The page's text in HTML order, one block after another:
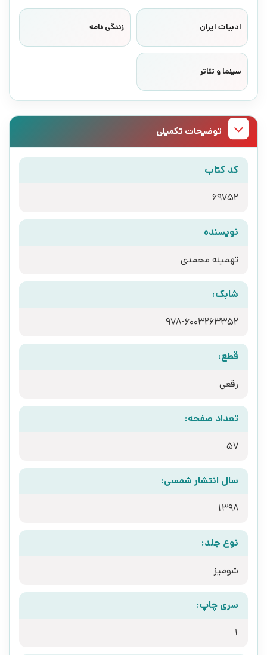
ادبیات ایران زندگی نامه
سینما و تئاتر
توضیحات تکمیلی
کد کتاب
69752
نویسنده
تهمینه محمدی
شابک:
978-6003263352
قطع:
رقعی
تعداد صفحه:
57
سال انتشار شمسی:
1398
نوع جلد:
شومیز
سری چاپ:
1